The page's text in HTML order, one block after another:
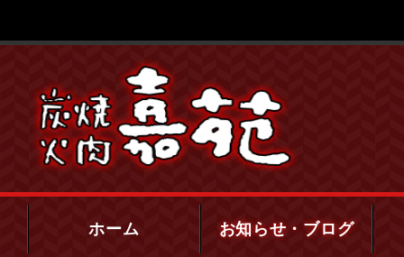
ホーム お知らせ・ブログ